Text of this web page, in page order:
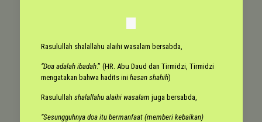
Rasulullah shalallahu alaihi wasalam bersabda,
“Doa adalah ibadah.” (HR. Abu Daud dan Tirmidzi, Tirmidzi
mengatakan bahwa hadits ini hasan shahih)
Rasulullah shalallahu alaihi wasalam juga bersabda,
“Sesungguhnya doa itu bermanfaat (memberi kebaikan)